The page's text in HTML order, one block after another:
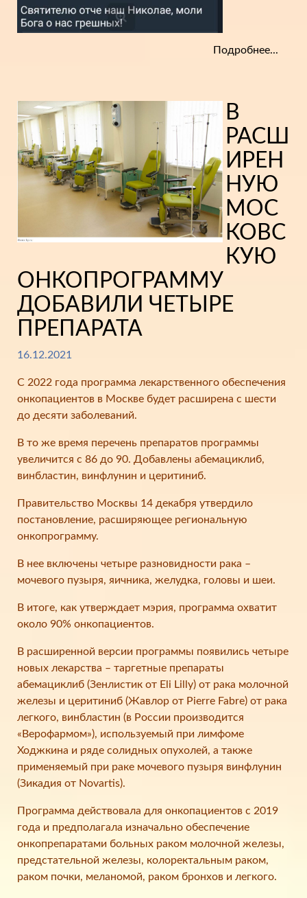
Подробнее...
В
РАСШ
ИРЕН
НУЮ
МОС
КОВС
КУЮ
ОНКОПРОГРАММУ
ДОБАВИЛИ ЧЕТЫРЕ
ПРЕПАРАТА
16.12.2021
С 2022 года программа лекарственного обеспечения
онкопациентов в Москве будет расширена с шести
до десяти заболеваний.
В то же время перечень препаратов программы
увеличится с 86 до 90. Добавлены абемациклиб,
винбластин, винфлунин и церитиниб.
Правительство Москвы 14 декабря утвердило
постановление, расширяющее региональную
онкопрограмму.
В нее включены четыре разновидности рака –
мочевого пузыря, яичника, желудка, головы и шеи.
В итоге, как утверждает мэрия, программа охватит
около 90% онкопациентов.
В расширенной версии программы появились четыре
новых лекарства – таргетные препараты
абемациклиб (Зенлистик от Eli Lilly) от рака молочной
железы и церитиниб (Жавлор от Pierre Fabre) от рака
легкого, винбластин (в России производится
«Верофармом»), используемый при лимфоме
Ходжкина и ряде солидных опухолей, а также
применяемый при раке мочевого пузыря винфлунин
(Зикадия от Novartis).
Программа действовала для онкопациентов с 2019
года и предполагала изначально обеспечение
онкопрепаратами больных раком молочной железы,
предстательной железы, колоректальным раком,
раком почки, меланомой, раком бронхов и легкого.